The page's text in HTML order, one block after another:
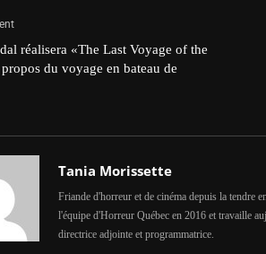
réalisera «The Last Voyage of the
du voyage en bateau de
Tania Morissette
Friande d'horreur et de cinéma depuis la tendre
l'équipe d'Horreur Québec en 2016 et travaille
directrice adjointe et programmatrice.